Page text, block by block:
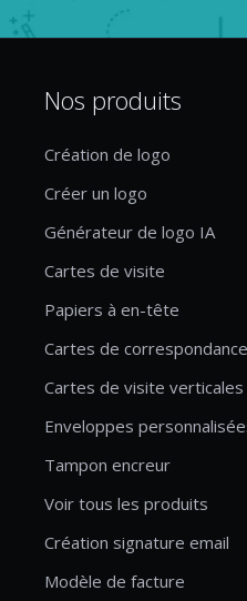
Nos produits
Création de logo
Créer un logo
Générateur de logo IA
Cartes de visite
Papiers à en-tête
Cartes de
Cartes de visite verticales
Enveloppes
Tampon encreur
Voir tous les produits
Création signature email
Modèle de facture